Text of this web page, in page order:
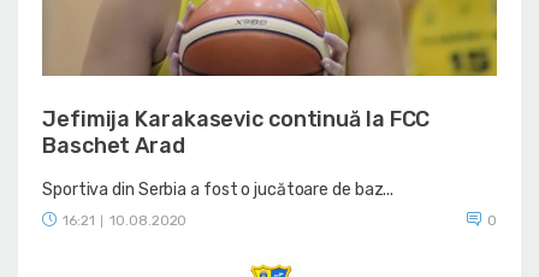
Jefimija Karakasevic continuă la FCC
Baschet Arad
Sportiva din Serbia a fost o jucătoare de baz...
16:21 10.08.2020 0